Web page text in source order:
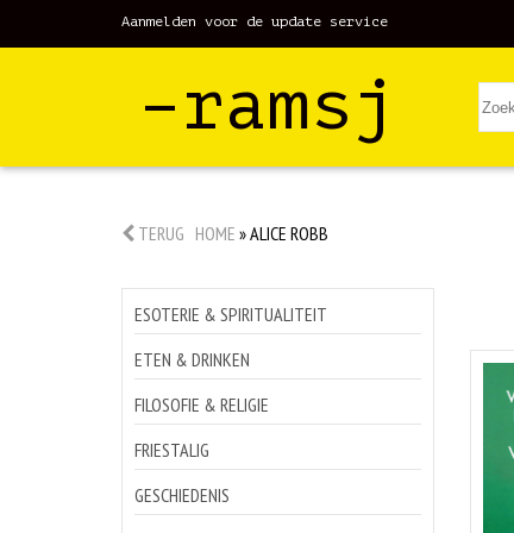
Aanmelden voor de update service
–ramsj
TERUG HOME »ALICE ROBB
ESOTERIE & SPIRITUALITEIT
ETEN & DRINKEN
FILOSOFIE & RELIGIE
FRIESTALIG
GESCHIEDENIS